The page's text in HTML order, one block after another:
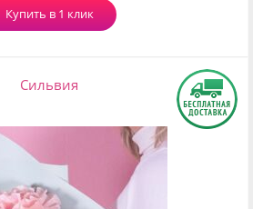
Купить в 1 клик
Сильвия